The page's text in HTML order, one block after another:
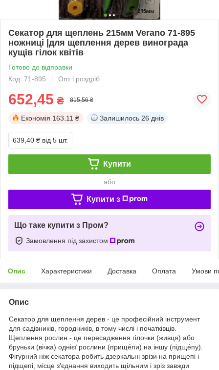
Секатор для щеплень 215мм Verano 71-895
ножниці |для щеплення дерев винограда
кущів гілок квітів
Готово до відправки
Код: 71-895
Опт і роздріб
652,45 ₴ 815,56 ₴
Економія 163.11 ₴ Залишилось 26 днів
639,40 ₴ від 5 шт.
Купити
або
Купити з
Що таке купити з Пром?
Замовлення під захистом
Опис Характеристики Доставка Оплата Умови
Опис
Секатор для щеплення дерев - це професійний інструмент
для садівників, городників, в тому числі і початківців.
Щеплення рослин - це пересадження гілочки (живця) або
бруньки (вічка) однієї рослини (прище́пи) на іншу (підще́пу).
Фігурний ніж секатора робить дзеркальні зрізи на прищепі і
підщепі, місце з'єднання виходить щільним і зріз завжди